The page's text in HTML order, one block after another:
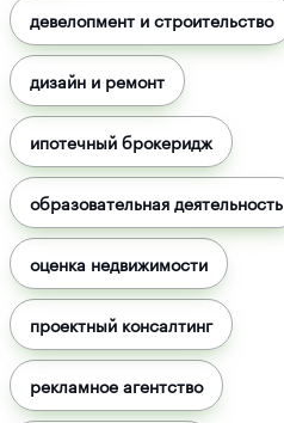
девелопмент и строительство
дизайн и ремонт
ипотечный брокеридж
образовательная деятельность
оценка недвижимости
проектный консалтинг
рекламное агентство